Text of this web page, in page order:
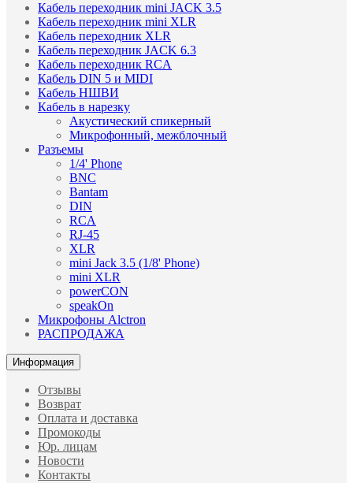
Кабель переходник mini JACK 3.5
Кабель переходник mini XLR
Кабель переходник XLR
Кабель переходник JACK 6.3
Кабель переходник RCA
Кабель DIN 5 и MIDI
Кабель НШВИ
Кабель в нарезку
Акустический спикерный
Микрофонный, межблочный
Разъемы
1/4' Phone
BNC
Bantam
DIN
RCA
RJ-45
XLR
mini Jack 3.5 (1/8' Phone)
mini XLR
powerCON
speakOn
Микрофоны Alctron
РАСПРОДАЖА
Информация
Отзывы
Возврат
Оплата и доставка
Промокоды
Юр. лицам
Новости
Контакты